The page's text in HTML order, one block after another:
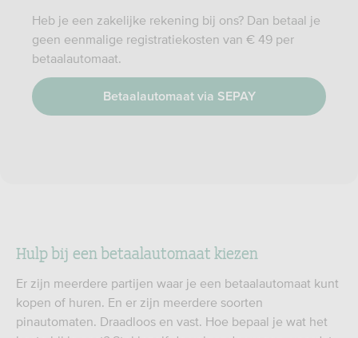
Heb je een zakelijke rekening bij ons? Dan betaal je
geen eenmalige registratiekosten van € 49 per
betaalautomaat.
Betaalautomaat via SEPAY
Hulp bij een betaalautomaat kiezen
Er zijn meerdere partijen waar je een betaalautomaat kunt
kopen of huren. En er zijn meerdere soorten
pinautomaten. Draadloos en vast. Hoe bepaal je wat het